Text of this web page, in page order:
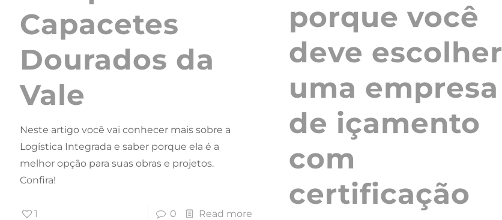
Capacetes
Dourados da
Vale
Neste artigo você vai conhecer mais sobre a
Logística Integrada e saber porque ela é a
melhor opção para suas obras e projetos.
Confira!
1 0 Read more
porque você
deve escolher
uma empresa
de içamento
com
certificação